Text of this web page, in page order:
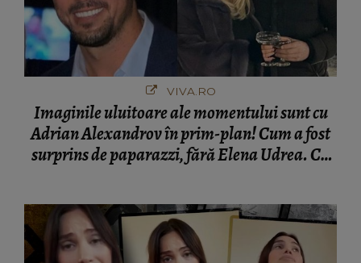
VIVA.RO
Imaginile uluitoare ale momentului sunt cu
Adrian Alexandrov în prim-plan! Cum a fost
surprins de paparazzi, fără Elena Udrea. Cu